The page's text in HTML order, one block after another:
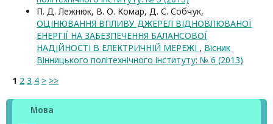
П. Д. Лежнюк, В. О. Комар, Д. С. Собчук,
ОЦІНЮВАННЯ ВПЛИВУ ДЖЕРЕЛ ВІДНОВЛЮВАНОЇ
ЕНЕРГІЇ НА ЗАБЕЗПЕЧЕННЯ БАЛАНСОВОЇ
НАДІЙНОСТІ В ЕЛЕКТРИЧНІЙ МЕРЕЖІ , Вісник
Вінницького політехнічного інституту: № 6 (2013)
1 2 3 4 > >>
Мова